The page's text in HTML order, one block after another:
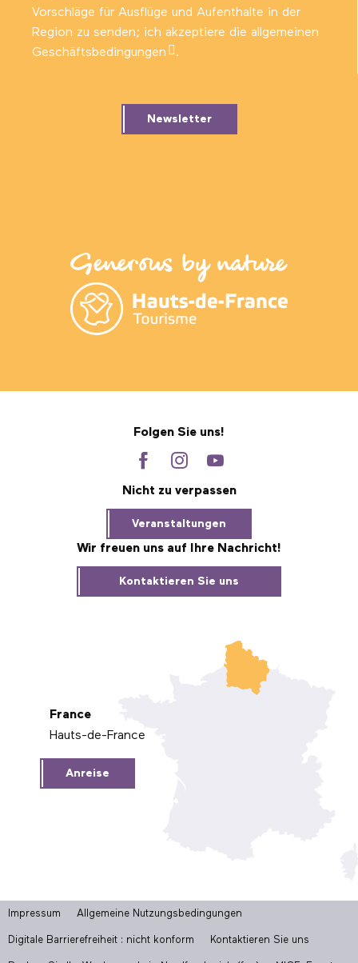
Vorschläge für Ausflüge und Aufenthalte in der
Region zu senden; ich akzeptiere die allgemeinen
Geschäftsbedingungen
.
Newsletter
Folgen Sie uns!
Nicht zu verpassen
Veranstaltungen
Wir freuen uns auf Ihre Nachricht!
Kontaktieren Sie uns
France
Hauts-de-France
Anreise
Impressum Allgemeine Nutzungsbedingungen
Digitale Barrierefreiheit : nicht konform Kontaktieren Sie uns